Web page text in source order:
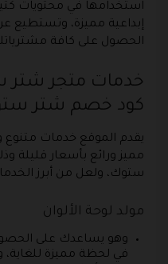
استخدامها في محتويات
إبداعية مميزة، وتستطيع
الحصول على كافة
خدمات متجر
كود خصم شتر
يقدم الموقع خدمات متنوع
مميز ورائع بأسعار
ستوك، ولعل من أبرز
مولد لوحة الألوان
وهو يساعدك على
في لحظة مميزة